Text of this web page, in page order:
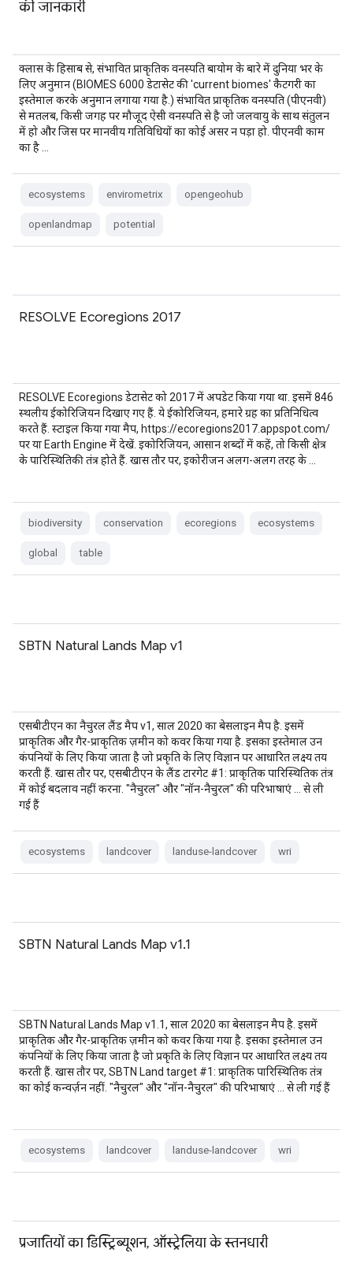
की जानकारी
क्लास के हिसाब से, संभावित प्राकृतिक वनस्पति बायोम के बारे में दुनिया भर के
लिए अनुमान (BIOMES 6000 डेटासेट की 'current biomes' कैटगरी का
इस्तेमाल करके अनुमान लगाया गया है.) संभावित प्राकृतिक वनस्पति (पीएनवी)
से मतलब, किसी जगह पर मौजूद ऐसी वनस्पति से है जो जलवायु के साथ संतुलन
में हो और जिस पर मानवीय गतिविधियों का कोई असर न पड़ा हो. पीएनवी काम
का है …
ecosystems envirometrix opengeohub
openlandmap potential
RESOLVE Ecoregions 2017
RESOLVE Ecoregions डेटासेट को 2017 में अपडेट किया गया था. इसमें 846
स्थलीय ईकोरिजियन दिखाए गए हैं. ये ईकोरिजियन, हमारे ग्रह का प्रतिनिधित्व
करते हैं. स्टाइल किया गया मैप, https://ecoregions2017.appspot.com/
पर या Earth Engine में देखें. इकोरिजियन, आसान शब्दों में कहें, तो किसी क्षेत्र
के पारिस्थितिकी तंत्र होते हैं. खास तौर पर, इकोरीजन अलग-अलग तरह के …
biodiversity conservation ecoregions ecosystems
global table
SBTN Natural Lands Map v1
एसबीटीएन का नैचुरल लैंड मैप v1, साल 2020 का बेसलाइन मैप है. इसमें
प्राकृतिक और गैर-प्राकृतिक ज़मीन को कवर किया गया है. इसका इस्तेमाल उन
कंपनियों के लिए किया जाता है जो प्रकृति के लिए विज्ञान पर आधारित लक्ष्य तय
करती हैं. खास तौर पर, एसबीटीएन के लैंड टारगेट #1: प्राकृतिक पारिस्थितिक तंत्र
में कोई बदलाव नहीं करना. "नैचुरल" और "नॉन-नैचुरल" की परिभाषाएं … से ली
गई हैं
ecosystems landcover landuse-landcover wri
SBTN Natural Lands Map v1.1
SBTN Natural Lands Map v1.1, साल 2020 का बेसलाइन मैप है. इसमें
प्राकृतिक और गैर-प्राकृतिक ज़मीन को कवर किया गया है. इसका इस्तेमाल उन
कंपनियों के लिए किया जाता है जो प्रकृति के लिए विज्ञान पर आधारित लक्ष्य तय
करती हैं. खास तौर पर, SBTN Land target #1: प्राकृतिक पारिस्थितिक तंत्र
का कोई कन्वर्ज़न नहीं. "नैचुरल" और "नॉन-नैचुरल" की परिभाषाएं … से ली गई हैं
ecosystems landcover landuse-landcover wri
प्रजातियों का डिस्ट्रिब्यूशन, ऑस्ट्रेलिया के स्तनधारी